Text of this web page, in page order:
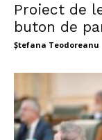
Proiect de
buton de
Ștefana Teodoreanu